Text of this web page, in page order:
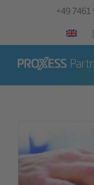
+49 7461